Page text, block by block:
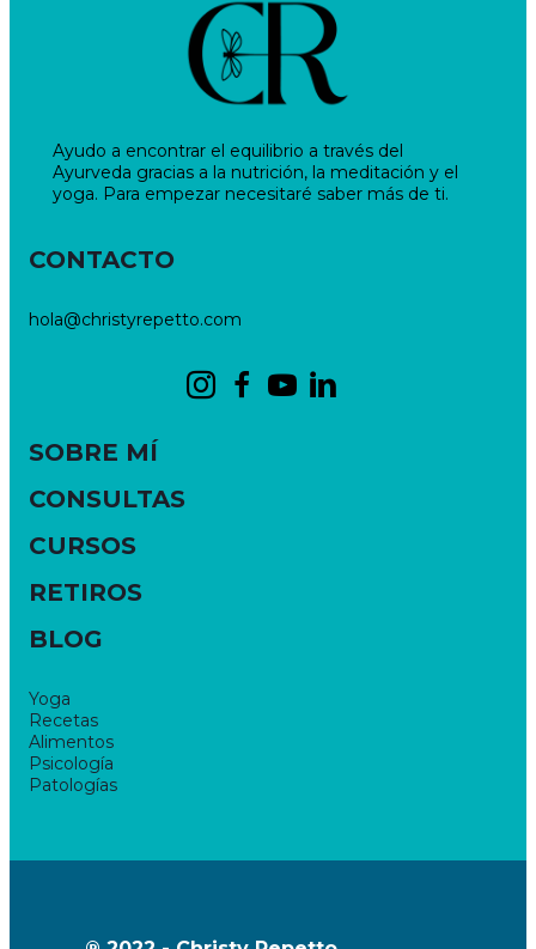
Ayudo a encontrar el equilibrio a través del
Ayurveda gracias a la nutrición, la meditación y el
yoga. Para empezar necesitaré saber más de ti.
CONTACTO
hola@christyrepetto.com
SOBRE MÍ
CONSULTAS
CURSOS
RETIROS
BLOG
Yoga
Recetas
Alimentos
Psicología
Patologías